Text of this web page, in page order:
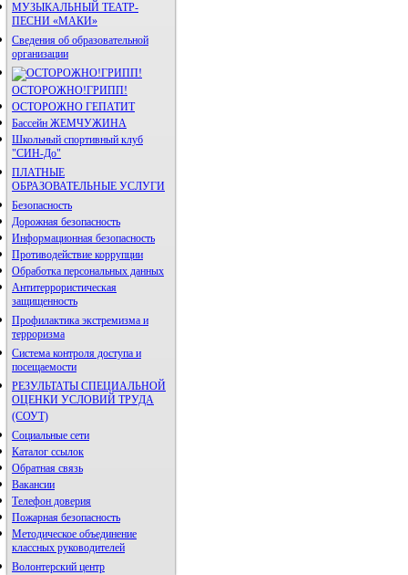
МУЗЫКАЛЬНЫЙ ТЕАТР-
ПЕСНИ «МАКИ»
Сведения об образовательной
организации
ОСТОРОЖНО!ГРИПП!
ОСТОРОЖНО ГЕПАТИТ
Бассейн ЖЕМЧУЖИНА
Школьный спортивный клуб
"СИН-До"
ПЛАТНЫЕ
ОБРАЗОВАТЕЛЬНЫЕ УСЛУГИ
Безопасность
Дорожная безопасность
Информационная безопасность
Противодействие коррупции
Обработка персональных данных
Антитеррористическая
защищенность
Профилактика экстремизма и
терроризма
Система контроля доступа и
посещаемости
РЕЗУЛЬТАТЫ СПЕЦИАЛЬНОЙ
ОЦЕНКИ УСЛОВИЙ ТРУДА
(СОУТ)
Социальные сети
Каталог ссылок
Обратная связь
Вакансии
Телефон доверия
Пожарная безопасность
Методическое объединение
классных руководителей
Волонтерский центр